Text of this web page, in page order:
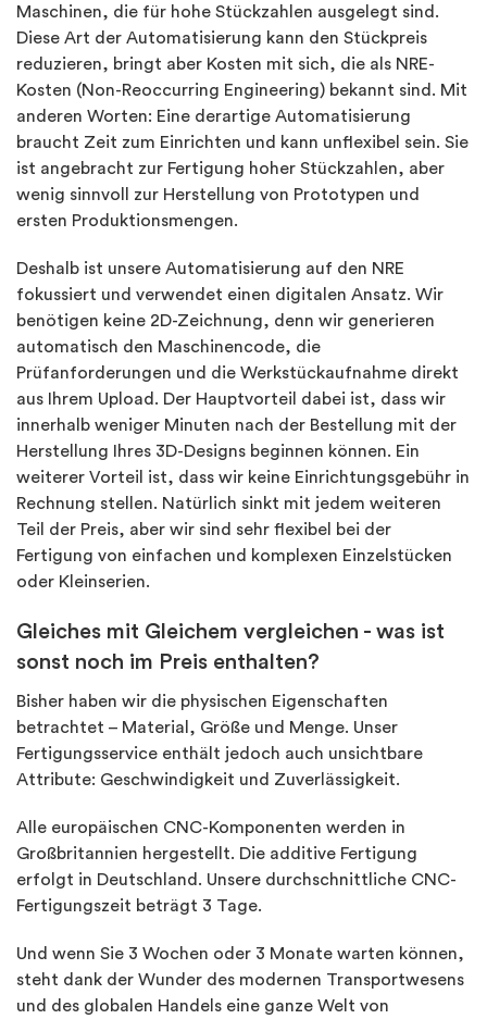
Maschinen, die für hohe Stückzahlen ausgelegt sind.
Diese Art der Automatisierung kann den Stückpreis
reduzieren, bringt aber Kosten mit sich, die als NRE-
Kosten (Non-Reoccurring Engineering) bekannt sind. Mit
anderen Worten: Eine derartige Automatisierung
braucht Zeit zum Einrichten und kann unflexibel sein. Sie
ist angebracht zur Fertigung hoher Stückzahlen, aber
wenig sinnvoll zur Herstellung von Prototypen und
ersten Produktionsmengen.
Deshalb ist unsere Automatisierung auf den NRE
fokussiert und verwendet einen digitalen Ansatz. Wir
benötigen keine 2D-Zeichnung, denn wir generieren
automatisch den Maschinencode, die
Prüfanforderungen und die Werkstückaufnahme direkt
aus Ihrem Upload. Der Hauptvorteil dabei ist, dass wir
innerhalb weniger Minuten nach der Bestellung mit der
Herstellung Ihres 3D-Designs beginnen können. Ein
weiterer Vorteil ist, dass wir keine Einrichtungsgebühr in
Rechnung stellen. Natürlich sinkt mit jedem weiteren
Teil der Preis, aber wir sind sehr flexibel bei der
Fertigung von einfachen und komplexen Einzelstücken
oder Kleinserien.
Gleiches mit Gleichem vergleichen - was ist
sonst noch im Preis enthalten?
Bisher haben wir die physischen Eigenschaften
betrachtet – Material, Größe und Menge. Unser
Fertigungsservice enthält jedoch auch unsichtbare
Attribute: Geschwindigkeit und Zuverlässigkeit.
Alle europäischen CNC-Komponenten werden in
Großbritannien hergestellt. Die additive Fertigung
erfolgt in Deutschland. Unsere durchschnittliche CNC-
Fertigungszeit beträgt 3 Tage.
Und wenn Sie 3 Wochen oder 3 Monate warten können,
steht dank der Wunder des modernen Transportwesens
und des globalen Handels eine ganze Welt von